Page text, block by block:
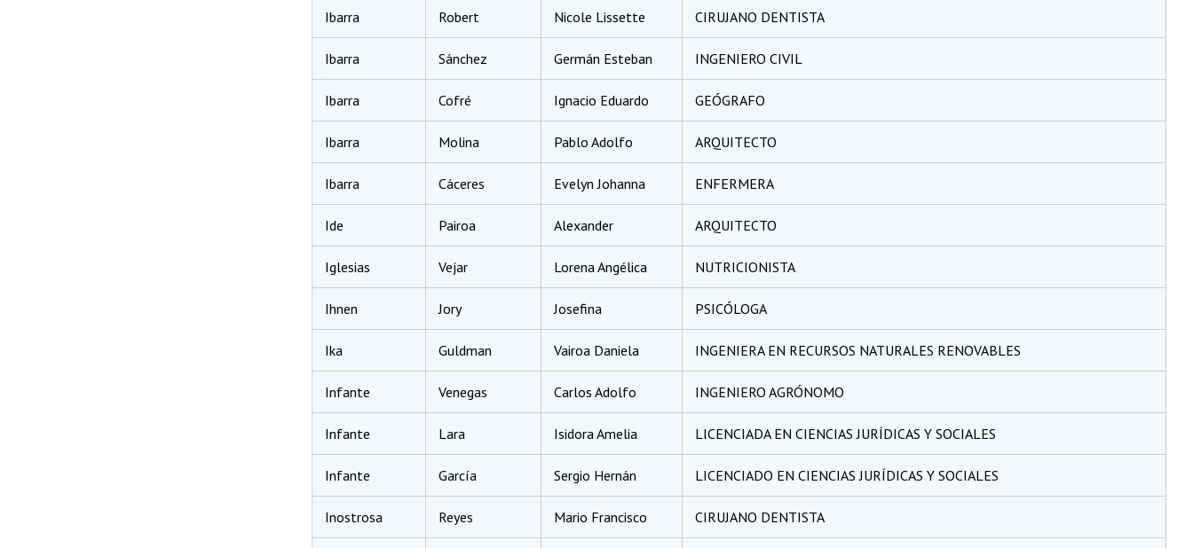
Ibarra Robert Nicole Lissette CIRUJANO DENTISTA
Ibarra Sánchez Germán Esteban INGENIERO CIVIL
Ibarra Cofré Ignacio Eduardo GEÓGRAFO
Ibarra Molina Pablo Adolfo ARQUITECTO
Ibarra Cáceres Evelyn Johanna ENFERMERA
Ide Pairoa Alexander ARQUITECTO
Iglesias Vejar Lorena Angélica NUTRICIONISTA
Ihnen Jory Josefina PSICÓLOGA
Ika Guldman Vairoa Daniela INGENIERA EN RECURSOS NATURALES RENOVABLES
Infante Venegas Carlos Adolfo INGENIERO AGRÓNOMO
Infante Lara Isidora Amelia LICENCIADA EN CIENCIAS JURÍDICAS Y SOCIALES
Infante García Sergio Hernán LICENCIADO EN CIENCIAS JURÍDICAS Y SOCIALES
Inostrosa Reyes Mario Francisco CIRUJANO DENTISTA